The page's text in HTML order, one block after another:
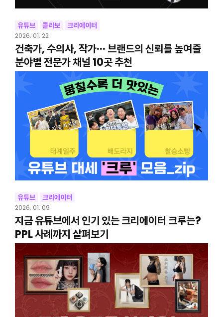
유튜브 콜라보 크리에이터
2026. 01. 22
건축가, 수의사, 작가··· 브랜드의 신뢰를 높여줄
분야별 전문가 채널 10곳 추천
유튜브 크리에이터
2026. 01. 09
지금 유튜브에서 인기 있는 크리에이터 크루는?
PPL 사례까지 살펴보기